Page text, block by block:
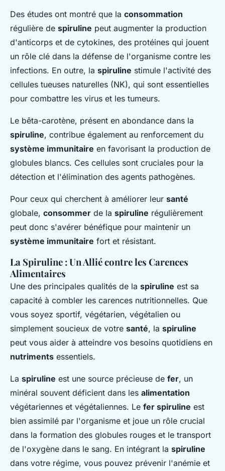
Des études ont montré que la consommation
régulière de spiruline peut augmenter la production
d'anticorps et de cytokines, des protéines qui jouent
un rôle clé dans la défense de l'organisme contre les
infections. En outre, la spiruline stimule l'activité des
cellules tueuses naturelles (NK), qui sont essentielles
pour combattre les virus et les tumeurs.
Le bêta-carotène, présent en abondance dans la
spiruline, contribue également au renforcement du
système immunitaire en favorisant la production de
globules blancs. Ces cellules sont cruciales pour la
détection et l'élimination des agents pathogènes.
Pour ceux qui cherchent à améliorer leur santé
globale, consommer de la spiruline régulièrement
peut donc s'avérer bénéfique pour maintenir un
système immunitaire fort et résistant.
La Spiruline : Un Allié contre les Carences
Alimentaires
Une des principales qualités de la spiruline est sa
capacité à combler les carences nutritionnelles. Que
vous soyez sportif, végétarien, végétalien ou
simplement soucieux de votre santé, la spiruline
peut vous aider à atteindre vos besoins quotidiens en
nutriments essentiels.
La spiruline est une source précieuse de fer, un
minéral souvent déficient dans les alimentation
végétariennes et végétaliennes. Le fer spiruline est
bien assimilé par l'organisme et joue un rôle crucial
dans la formation des globules rouges et le transport
de l'oxygène dans le sang. En intégrant la spiruline
dans votre régime, vous pouvez prévenir l'anémie et